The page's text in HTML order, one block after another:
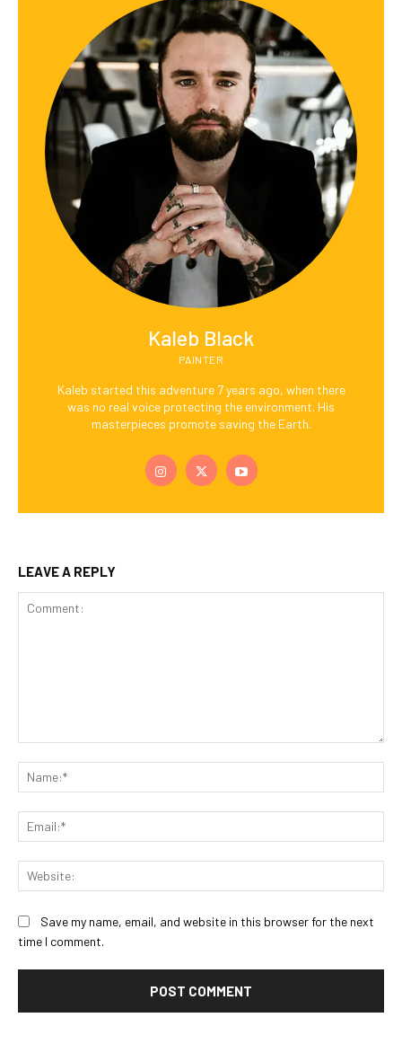
Kaleb Black
PAINTER
Kaleb started this adventure 7 years ago, when there
was no real voice protecting the environment. His
masterpieces promote saving the Earth.
LEAVE A REPLY
Save my name, email, and website in this browser for the next
time I comment.